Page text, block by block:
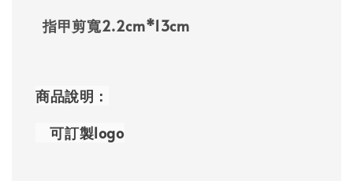
指甲剪寬2.2cm*13cm
商品說明：
可訂製logo